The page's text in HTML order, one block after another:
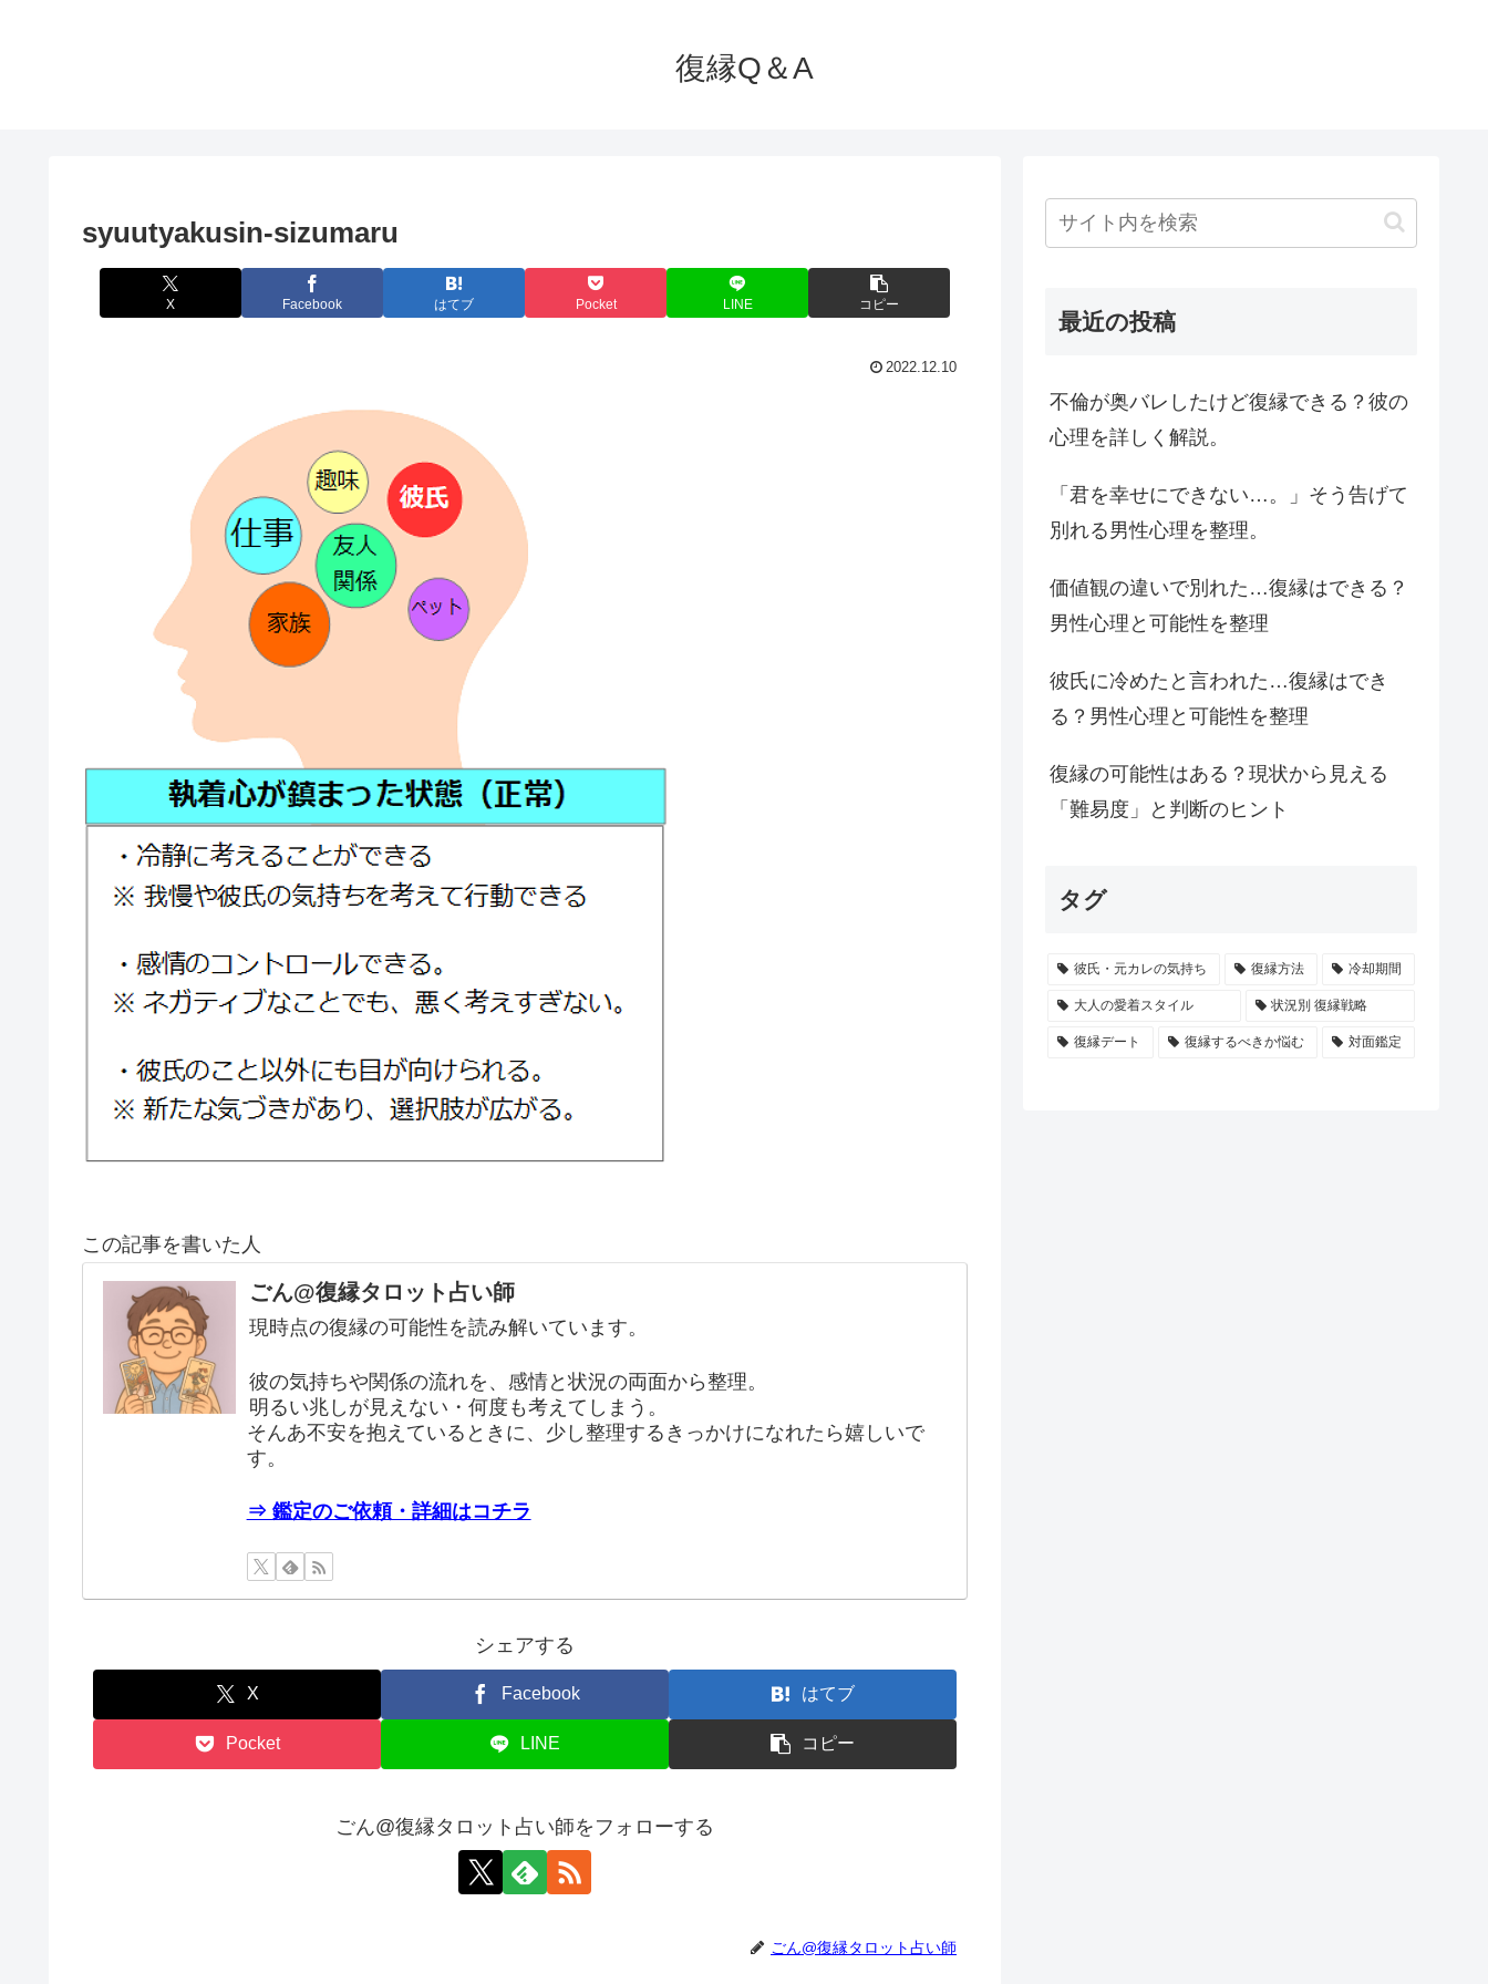
復縁Q＆A
syuutyakusin-sizumaru
X Facebook はてブ Pocket LINE コピー
2022.12.10
この記事を書いた人
ごん@復縁タロット占い師
現時点の復縁の可能性を読み解いています。
彼の気持ちや関係の流れを、感情と状況の両面から整理。
明るい兆しが見えない・何度も考えてしまう。
そんあ不安を抱えているときに、少し整理するきっかけになれたら嬉しいで
す。
⇒ 鑑定のご依頼・詳細はコチラ
シェアする
X Facebook はてブ
Pocket LINE コピー
ごん@復縁タロット占い師をフォローする
ごん@復縁タロット占い師
最近の投稿
不倫が奥バレしたけど復縁できる？彼の
心理を詳しく解説。
「君を幸せにできない…。」そう告げて
別れる男性心理を整理。
価値観の違いで別れた…復縁はできる？
男性心理と可能性を整理
彼氏に冷めたと言われた…復縁はでき
る？男性心理と可能性を整理
復縁の可能性はある？現状から見える
「難易度」と判断のヒント
タグ
彼氏・元カレの気持ち 復縁方法 冷却期間
大人の愛着スタイル 状況別 復縁戦略
復縁デート 復縁するべきか悩む 対面鑑定